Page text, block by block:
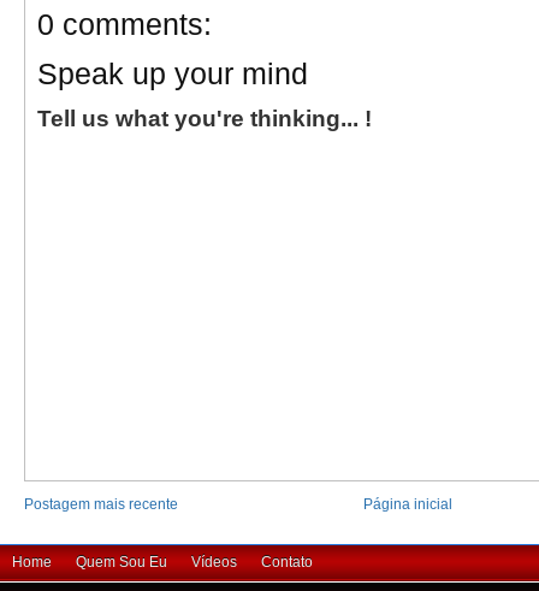
0 comments:
Speak up your mind
Tell us what you're thinking... !
Postagem mais recente Página inicial
Home Quem Sou Eu Vídeos Contato